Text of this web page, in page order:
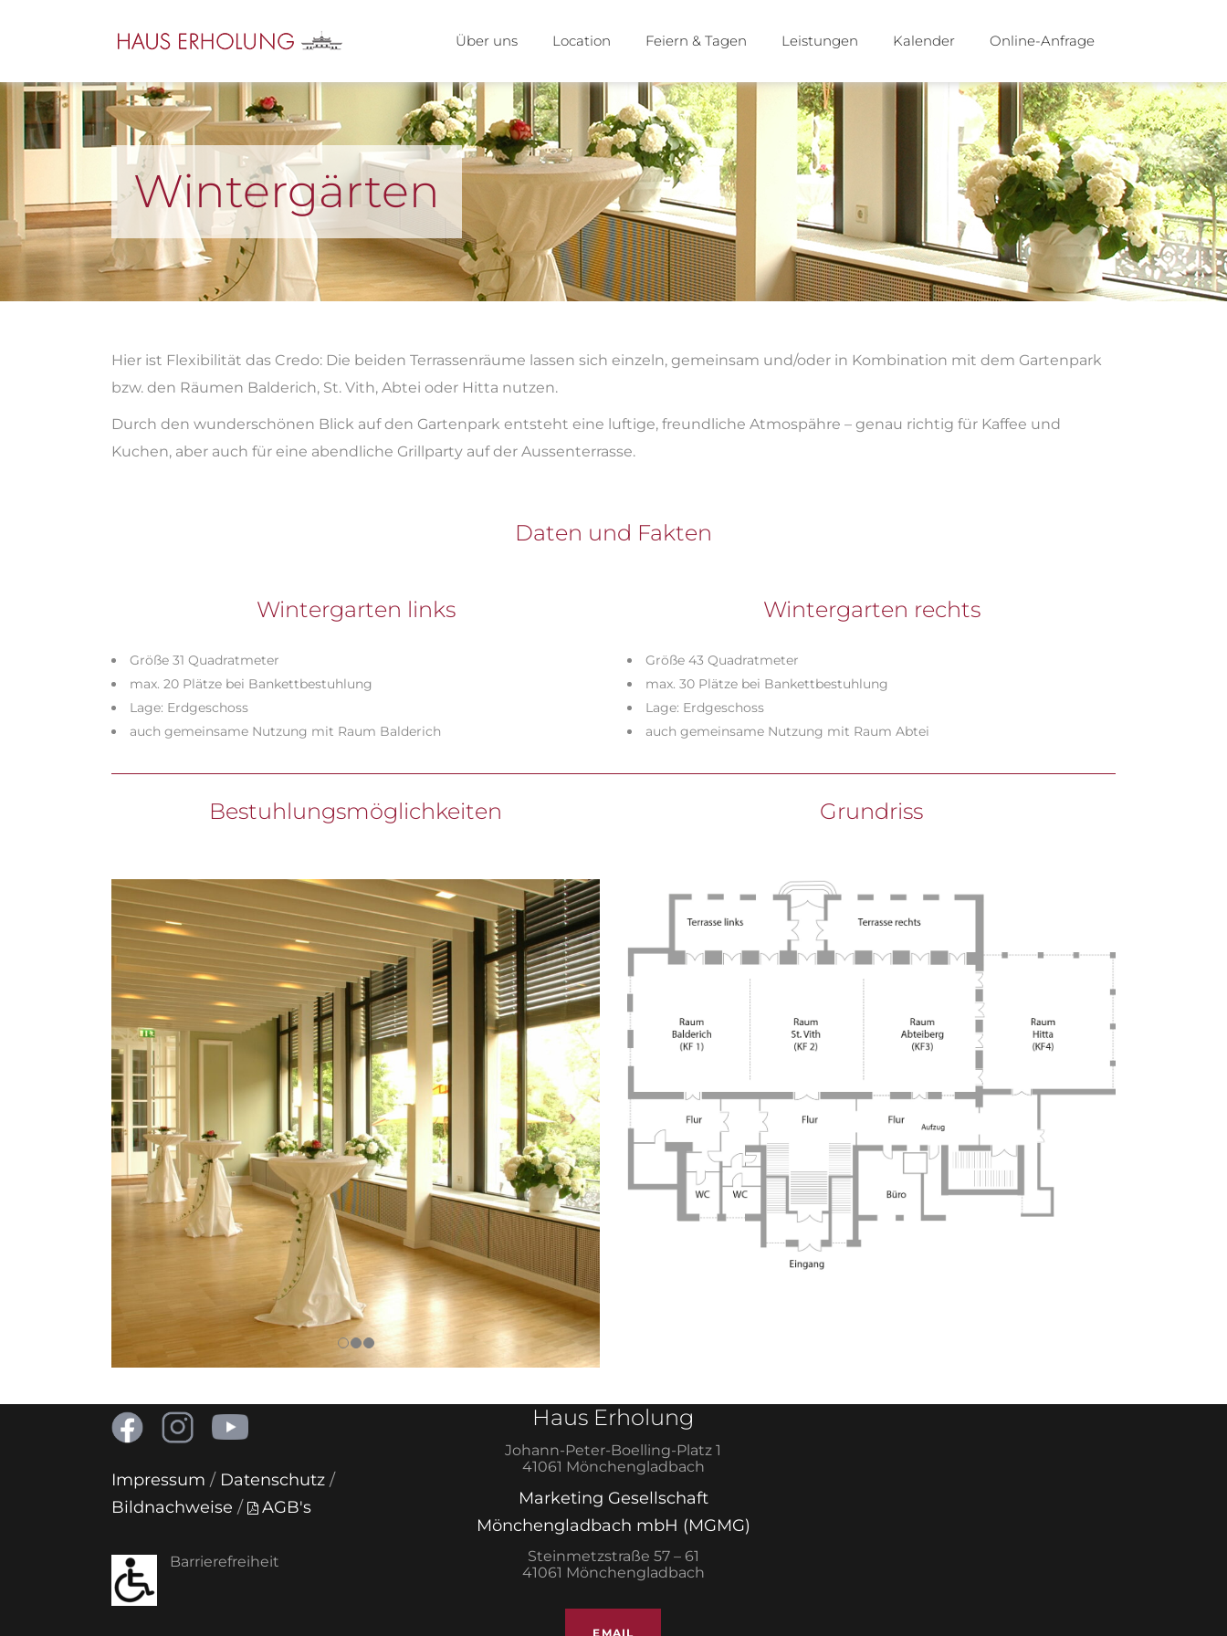
Über uns Location Feiern & Tagen Leistungen Kalender Online-Anfrage
Wintergärten
Hier ist Flexibilität das Credo: Die beiden Terrassenräume lassen sich einzeln, gemeinsam und/oder in Kombination mit dem Gartenpark
bzw. den Räumen Balderich, St. Vith, Abtei oder Hitta nutzen.
Durch den wunderschönen Blick auf den Gartenpark entsteht eine luftige, freundliche Atmospähre – genau richtig für Kaffee und
Kuchen, aber auch für eine abendliche Grillparty auf der Aussenterrasse.
Daten und Fakten
Wintergarten links
Größe 31 Quadratmeter
max. 20 Plätze bei Bankettbestuhlung
Lage: Erdgeschoss
auch gemeinsame Nutzung mit Raum Balderich
Wintergarten rechts
Größe 43 Quadratmeter
max. 30 Plätze bei Bankettbestuhlung
Lage: Erdgeschoss
auch gemeinsame Nutzung mit Raum Abtei
Bestuhlungsmöglichkeiten Grundriss
Impressum / Datenschutz /
Bildnachweise / AGB's
Barrierefreiheit
Haus Erholung
Johann-Peter-Boelling-Platz 1
41061 Mönchengladbach
Marketing Gesellschaft
Mönchengladbach mbH (MGMG)
Steinmetzstraße 57 – 61
41061 Mönchengladbach
EMAIL